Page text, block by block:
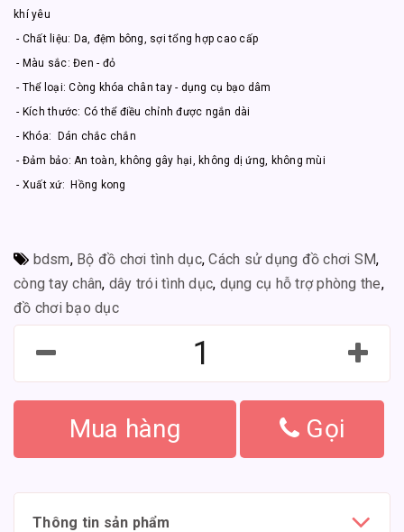
khí yêu
- Chất liệu: Da, đệm bông, sợi tổng hợp cao cấp
- Màu sắc: Đen - đỏ
- Thể loại: Còng khóa chân tay - dụng cụ bạo dâm
- Kích thước: Có thể điều chỉnh được ngắn dài
- Khóa: Dán chắc chắn
- Đảm bảo: An toàn, không gây hại, không dị ứng, không mùi
- Xuất xứ: Hồng kong
bdsm, Bộ đồ chơi tình dục,Cách sử dụng đồ chơi SM,
còng tay chân, dây trói tình dục, dụng cụ hỗ trợ phòng the,
đồ chơi bạo dục
Mua hàng Gọi
Thông tin sản phẩm